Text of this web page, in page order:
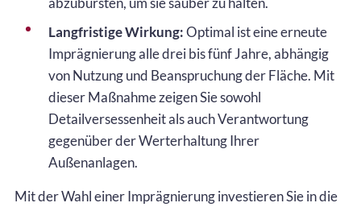
Langfristige Wirkung:Optimal ist eine erneute
Imprägnierung alle drei bis fünf Jahre, abhängig
von Nutzung und Beanspruchung der Fläche. Mit
dieser Maßnahme zeigen Sie sowohl
Detailversessenheit als auch Verantwortung
gegenüber der Werterhaltung Ihrer
Außenanlagen.
Mit der Wahl einer Imprägnierung investieren Sie in die